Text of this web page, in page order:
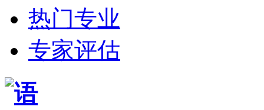
热门专业
专家评估